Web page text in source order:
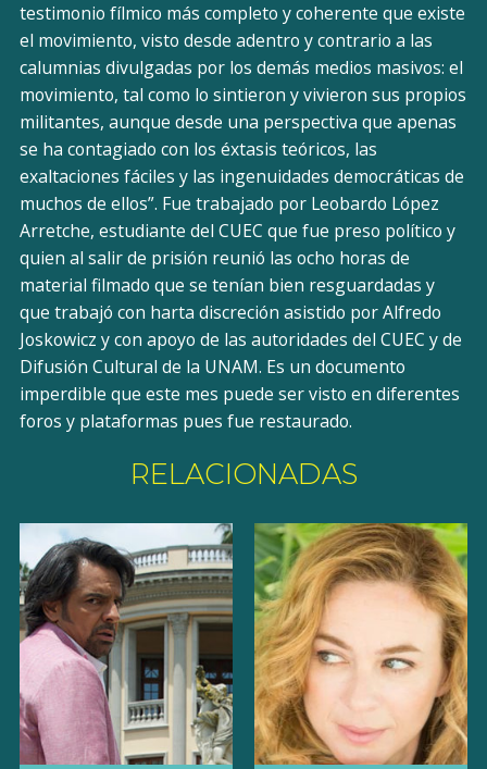
testimonio fílmico más completo y coherente que existe
el movimiento, visto desde adentro y contrario a las
calumnias divulgadas por los demás medios masivos: el
movimiento, tal como lo sintieron y vivieron sus propios
militantes, aunque desde una perspectiva que apenas
se ha contagiado con los éxtasis teóricos, las
exaltaciones fáciles y las ingenuidades democráticas de
muchos de ellos”. Fue trabajado por Leobardo López
Arretche, estudiante del CUEC que fue preso político y
quien al salir de prisión reunió las ocho horas de
material filmado que se tenían bien resguardadas y
que trabajó con harta discreción asistido por Alfredo
Joskowicz y con apoyo de las autoridades del CUEC y de
Difusión Cultural de la UNAM. Es un documento
imperdible que este mes puede ser visto en diferentes
foros y plataformas pues fue restaurado.
RELACIONADAS